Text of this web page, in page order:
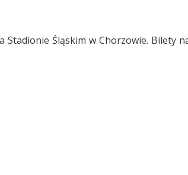
Stadionie Śląskim w Chorzowie. Bilety